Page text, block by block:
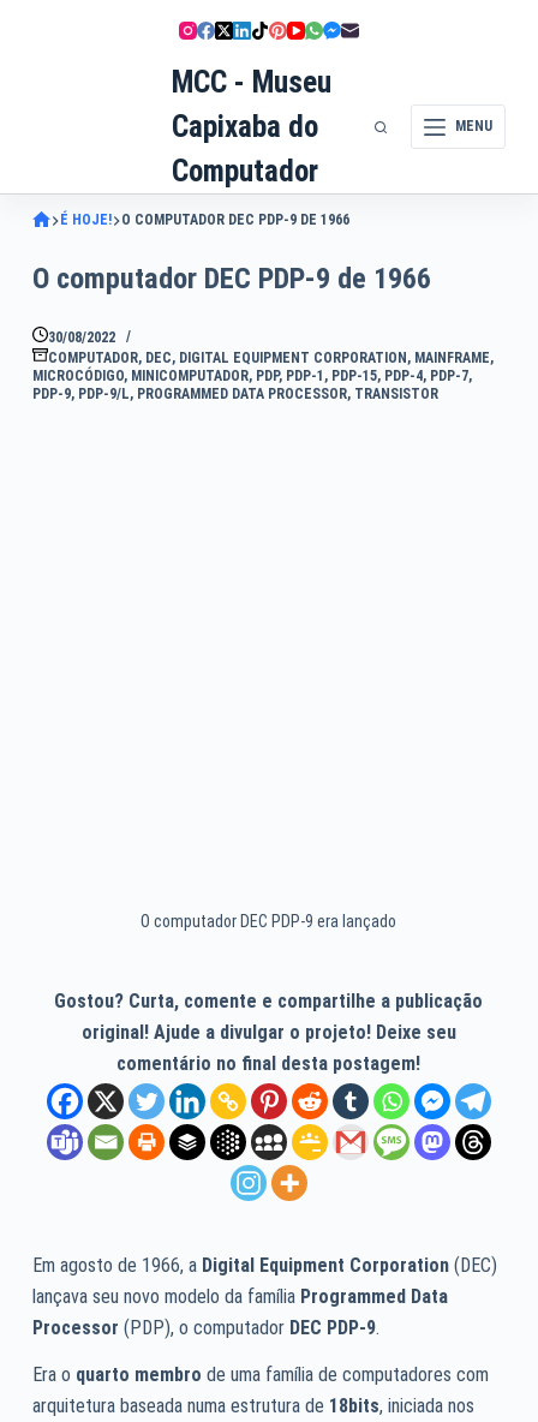
MCC - Museu
Capixaba do
Computador
MENU
É HOJE! O COMPUTADOR DEC PDP-9 DE 1966
O computador DEC PDP-9 de 1966
30/08/2022
COMPUTADOR, DEC, DIGITAL EQUIPMENT CORPORATION , MAINFRAME,
MICROCÓDIGO, MINICOMPUTADOR, PDP, PDP-1 , PDP-15, PDP-4, PDP-7,
PDP-9, PDP-9/L, PROGRAMMED DATA PROCESSOR, TRANSISTOR
O computador DEC PDP-9 era lançado
Gostou? Curta, comente e compartilhe a publicação
original! Ajude a divulgar o projeto! Deixe seu
comentário no final desta postagem!
Em agosto de 1966, a Digital Equipment Corporation(DEC)
lançava seu novo modelo da família Programmed Data
Processor (PDP), o computador DEC PDP-9.
Era o quarto membro de uma família de computadores com
arquitetura baseada numa estrutura de 18bits, iniciada nos